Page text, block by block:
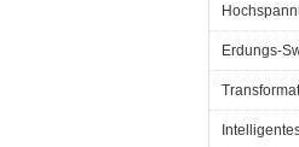
Erdungs-